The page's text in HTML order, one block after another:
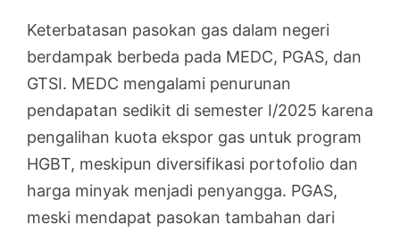
Keterbatasan pasokan gas dalam negeri
berdampak berbeda pada MEDC, PGAS, dan
GTSI. MEDC mengalami penurunan
pendapatan sedikit di semester I/2025 karena
pengalihan kuota ekspor gas untuk program
HGBT, meskipun diversifikasi portofolio dan
harga minyak menjadi penyangga. PGAS,
meski mendapat pasokan tambahan dari